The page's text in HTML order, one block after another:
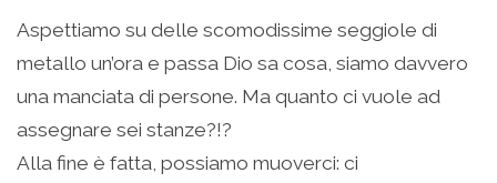
Aspettiamo su delle scomodissime seggiole di
metallo un’ora e passa Dio sa cosa, siamo davvero
una manciata di persone. Ma quanto ci vuole ad
assegnare sei stanze?!?
Alla fine è fatta, possiamo muoverci: ci